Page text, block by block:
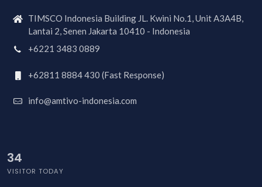
TIMSCO Indonesia Building JL. Kwini No.1, Unit A3A4B,
Lantai 2, Senen Jakarta 10410 - Indonesia
+6221 3483 0889
+62811 8884 430 (Fast Response)
info@amtivo-indonesia.com
32
VISITOR TODAY